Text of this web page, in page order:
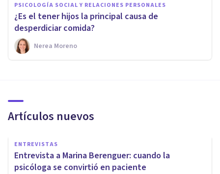
PSICOLOGÍA SOCIAL Y RELACIONES PERSONALES
¿Es el tener hijos la principal causa de
desperdiciar comida?
Nerea Moreno
Artículos nuevos
ENTREVISTAS
Entrevista a Marina Berenguer: cuando la
psicóloga se convirtió en paciente